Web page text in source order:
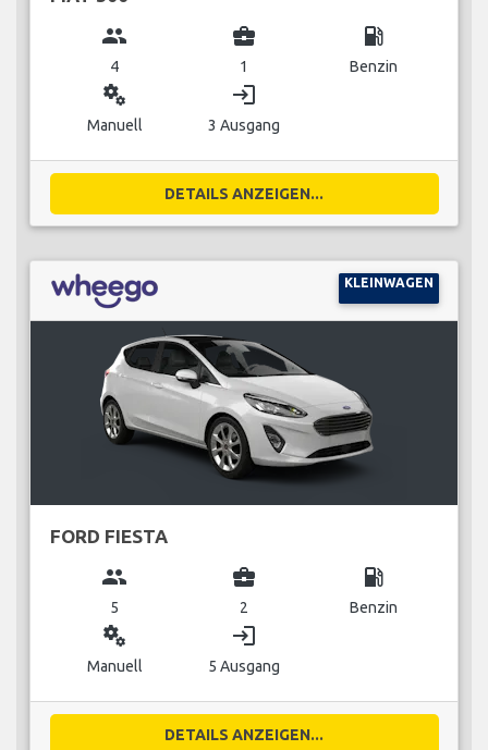
group
4
business_center
1
local_gas_station
Benzin
miscellaneous_services
Manuell
login
3 Ausgang
DETAILS ANZEIGEN...
KLEINWAGEN
FORD FIESTA
group
5
business_center
2
local_gas_station
Benzin
miscellaneous_services
Manuell
login
5 Ausgang
DETAILS ANZEIGEN...